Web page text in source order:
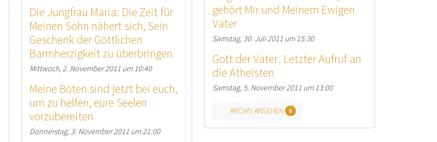
Die Jungfrau Maria: Die Zeit für
Meinen Sohn nähert sich, Sein
Geschenk der Göttlichen
Barmherzigkeit zu überbringen
Mittwoch, 2. November 2011 um 10:40
Meine Boten sind jetzt bei euch,
um zu helfen, eure Seelen
vorzubereiten
Donnerstag, 3. November 2011 um 21:00
gehört Mir und Meinem Ewigen
Vater
Samstag, 30. Juli 2011 um 15:30
Gott der Vater: Letzter Aufruf an
die Atheisten
Samstag, 5. November 2011 um 13:00
ARCHIV ANSEHEN 8